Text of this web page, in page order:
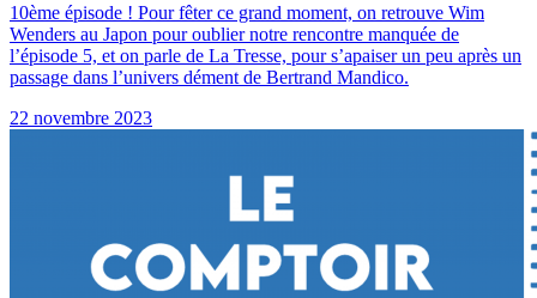
10ème épisode ! Pour fêter ce grand moment, on retrouve Wim
Wenders au Japon pour oublier notre rencontre manquée de
l’épisode 5, et on parle de La Tresse, pour sʼapaiser un peu après un
passage dans lʼunivers dément de Bertrand Mandico.
22 novembre 2023